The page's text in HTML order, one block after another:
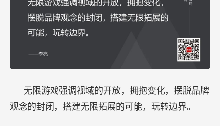
无限游戏强调视域的开放，拥抱变化，摆脱品牌
观念的封闭，搭建无限拓展的可能，玩转边界。